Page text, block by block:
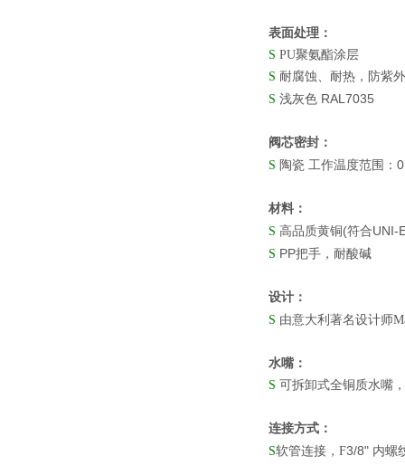
表面处理：
S PU聚氨酯涂层
S 耐腐蚀、耐热，防紫
S 浅灰色 RAL7035
阀芯密封：
S 陶瓷 工作温度范围：
材料：
S 高品质黄铜 (符合UNI-
S PP把手，耐酸碱
设计：
S 由意大利著名设计师
水嘴：
S 可拆卸式全铜质水嘴
连接方式：
S软管连接，F3/8" 内螺